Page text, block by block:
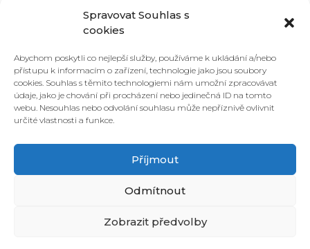
Spravovat Souhlas s
cookies
Abychom poskytli co nejlepší služby, používáme k ukládání a/nebo
přístupu k informacím o zařízení, technologie jako jsou soubory
cookies. Souhlas s těmito technologiemi nám umožní zpracovávat
údaje, jako je chování při procházení nebo jedinečná ID na tomto
webu. Nesouhlas nebo odvolání souhlasu může nepříznivě ovlivnit
určité vlastnosti a funkce.
Příjmout
Odmítnout
Zobrazit předvolby
Jan Fic je brněnský bluesový kytarista, písničkář a
tvůrce kytar ve své značce Red Bird Instruments.
Působil v kapele The Weathermakers, během
následné sólové dráhy vydal desky Město, Potom a
Homunkulus. Na Ponavě prémiově vystoupí v
dřevním, syrovém duu s bubeníkem Jakubem
Kočičkou (Mucha, ex-Květy).